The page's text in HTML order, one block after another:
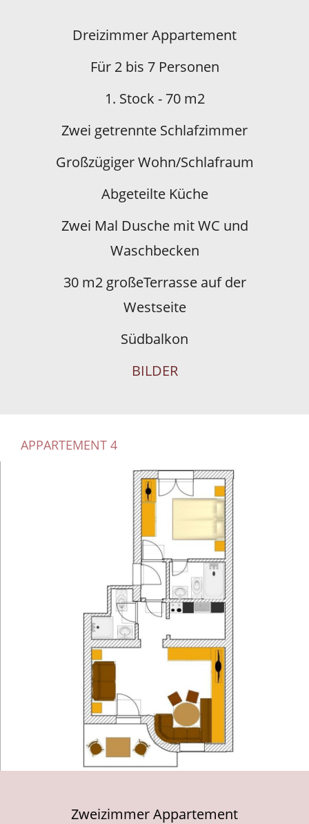
Dreizimmer Appartement
Für 2 bis 7 Personen
1. Stock - 70 m2
Zwei getrennte Schlafzimmer
GroßzügigerWohn/Schlafraum
Abgeteilte Küche
Zwei Mal Dusche mit WC und
Waschbecken
30 m2 großeTerrasse auf der
Westseite
Südbalkon
BILDER
APPARTEMENT 4
ZweizimmerAppartement